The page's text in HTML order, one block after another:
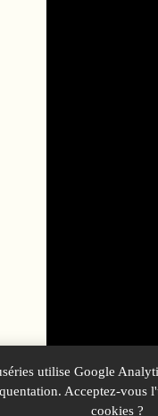
utilise Google
Acceptez-vous
cookies ?